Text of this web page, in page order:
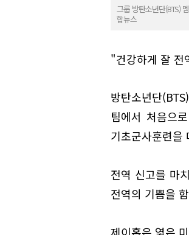
그룹 방탄소년단(BTS)
합뉴스
"건강하게 잘 전
방탄소년단
팀에서 처음으
기초군사훈련을
전역 신고를 마
전역의 기쁨을
제이홉은 엷은